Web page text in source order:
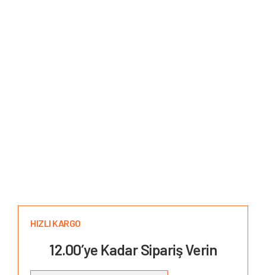
HIZLI KARGO
12.00’ye Kadar Sipariş Verin